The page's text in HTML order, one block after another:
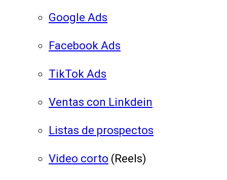
Google Ads
Facebook Ads
TikTok Ads
Ventas con Linkdein
Listas de prospectos
Video corto (Reels)